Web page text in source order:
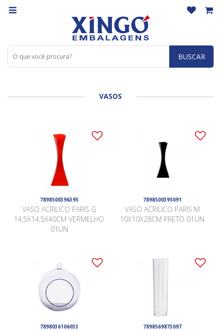
BUSCAR
VASOS
7898500396395
VASO ACRILICO PARIS G
14,5X14,5X40CM VERMELHO
01UN
7898500395091
VASO ACRILICO PARIS M
10X10X28CM PRETO 01UN
7898036106033 7898569873097